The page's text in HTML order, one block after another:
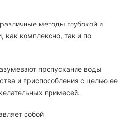
методы глубокой и
как комплексно, так и по
пропускание воды
и приспособления с целью ее
примесей.
собой